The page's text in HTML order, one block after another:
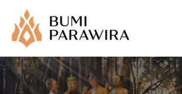
konten